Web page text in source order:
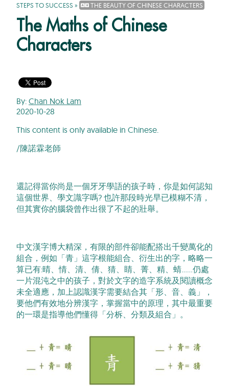
STEPS TO SUCCESS » THE BEAUTY OF CHINESE CHARACTERS
The Maths of Chinese
Characters
By: Chan Nok Lam
2020-10-28
This content is only available in Chinese.
/陳諾霖老師
還記得當你尚是一個牙牙學語的孩子時，你是如何認知
這個世界、學文識字嗎? 也許那段時光早已模糊不清，
但其實你的腦袋曾作出很了不起的壯舉。
中文漢字博大精深，有限的部件卻能配搭出千變萬化的
組合，例如「青」這字根能組合、衍生出的字，略略一
算已有:晴、情、清、倩、猜、睛、菁、精、蜻……仍處
一片混沌之中的孩子，對於文字的造字系統及閱讀概念
未全適應，加上認識漢字需要結合其「形、音、義」，
要他們有效地分辨漢字，掌握當中的原理，其中最重要
的一環是指導他們懂得「分柝、分類及組合」。